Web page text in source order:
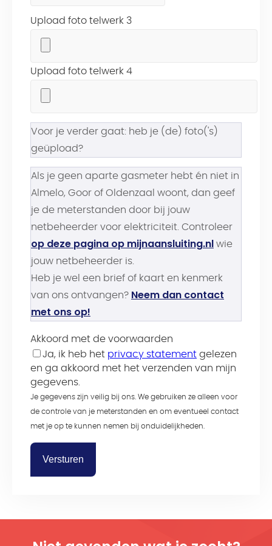
Upload foto telwerk 3
Upload foto telwerk 4
Voor je verder gaat: heb je (de) foto('s)
geüpload?
Als je geen aparte gasmeter hebt én niet in
Almelo, Goor of Oldenzaal woont, dan geef
je de meterstanden door bij jouw
netbeheerder voor elektriciteit. Controleer
op deze pagina op mijnaansluiting.nl wie
jouw netbeheerder is.
Heb je wel een brief of kaart en kenmerk
van ons ontvangen? Neem dan contact
met ons op!
Akkoord met de voorwaarden
Ja, ik heb het privacy statement gelezen
en ga akkoord met het verzenden van mijn
gegevens.
Je gegevens zijn veilig bij ons. We gebruiken ze alleen voor
de controle van je meterstanden en om eventueel contact
met je op te kunnen nemen bij onduidelijkheden.
Versturen